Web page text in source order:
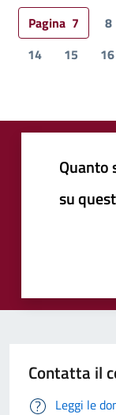
Pagina 7 8
14
15 16
Quanto
su
Contatta il
Leggi le